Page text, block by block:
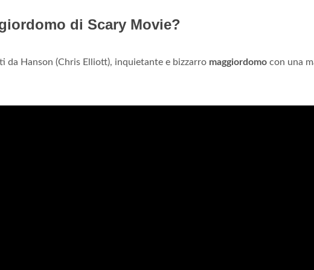
di Scary Movie?
da Hanson (Chris Elliott), inquietante e bizzarro maggiordomo con una